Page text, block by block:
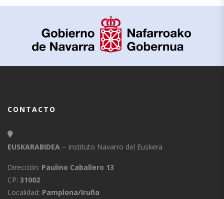
CONTACTO
EUSKARABIDEA – Instituto Navarro del Euskera
Dirección: Paulino Caballero 13
CP: 31002
Localidad: Pamplona/Iruña